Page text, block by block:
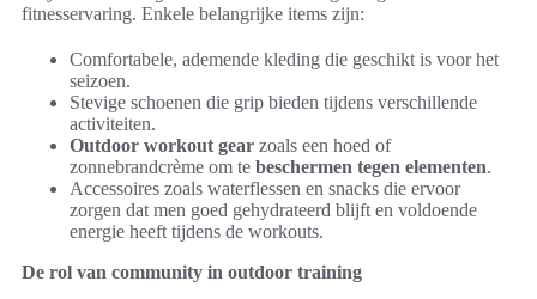
fitnesservaring. Enkele belangrijke items zijn:
Comfortabele, ademende kleding die geschikt is voor het
seizoen.
Stevige schoenen die grip bieden tijdens verschillende
activiteiten.
Outdoor workout gear zoals een hoed of
zonnebrandcrème om te beschermen tegen elementen.
Accessoires zoals waterflessen en snacks die ervoor
zorgen dat men goed gehydrateerd blijft en voldoende
energie heeft tijdens de workouts.
De rol van community in outdoor training